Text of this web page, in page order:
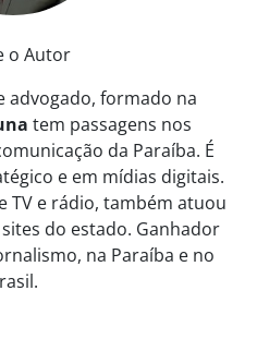
o Autor
advogado, formado na
tem passagens nos
da Paraíba. É
e em mídias digitais.
TV e rádio, também atuou
do estado. Ganhador
na Paraíba e no